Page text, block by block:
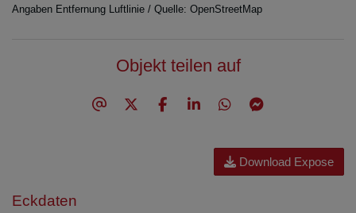
Angaben Entfernung Luftlinie / Quelle: OpenStreetMap
Objekt teilen auf
Download Expose
Eckdaten